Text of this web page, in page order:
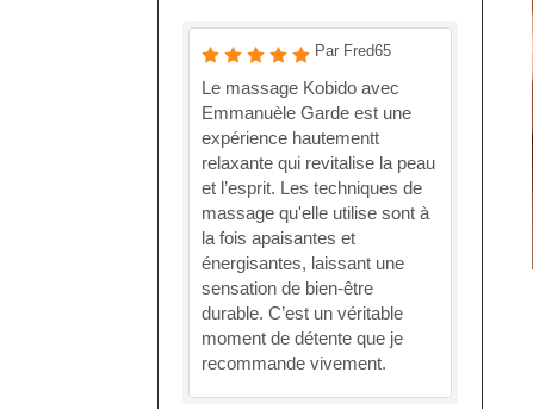
Par Fred65
Le massage Kobido avec
Emmanuèle Garde est une
expérience hautementt
relaxante qui revitalise la peau
et l’esprit. Les techniques de
massage qu'elle utilise sont à
la fois apaisantes et
énergisantes, laissant une
sensation de bien-être
durable. C’est un véritable
moment de détente que je
recommande vivement.